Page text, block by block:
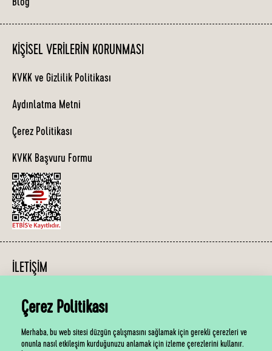
Blog
KIŞISEL VERILERIN KORUNMASI
KVKK ve Gizlilik Politikası
Aydınlatma Metni
Çerez Politikası
KVKK Başvuru Formu
İLETIŞIM
Bizimle Pazartesi-Cuma günleri, 10:00-19:00 saatleri arasında
iletişime geçebilirsiniz.
Çerez Politikası
Merhaba, bu web sitesi düzgün çalışmasını sağlamak için gerekli çerezleri ve
onunla nasıl etkileşim kurduğunuzu anlamak için izleme çerezlerini kullanır.